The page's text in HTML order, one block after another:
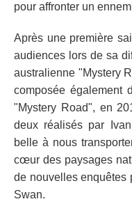
pour affronter un
Après une première
audiences lors de sa
australienne "Mystery
composée également
"Mystery Road", en
deux réalisés par
belle à nous
cœur des paysages
de nouvelles enquêtes
Swan.